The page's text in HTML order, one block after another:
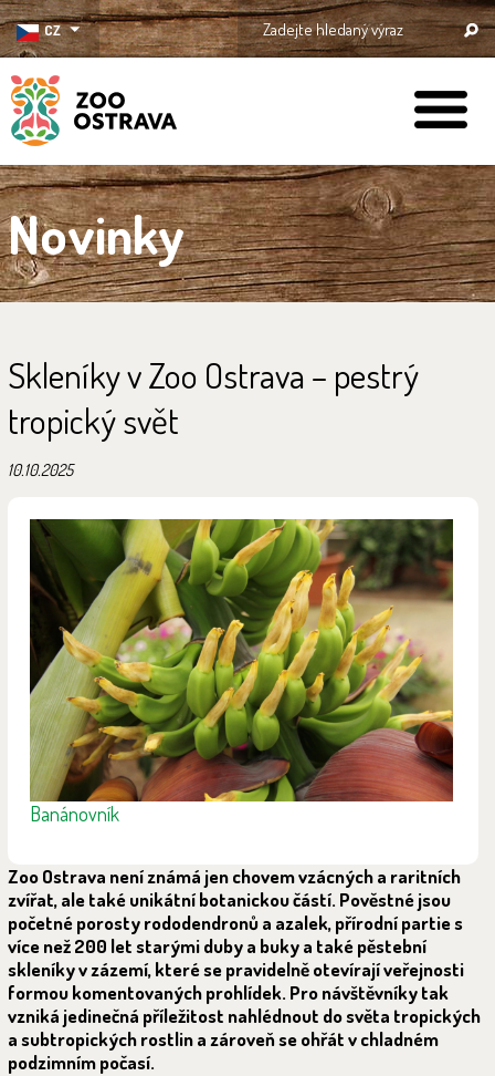
CZ
ZOO Ostrava
Novinky
Skleníky v Zoo Ostrava – pestrý
tropický svět
10.10.2025
Banánovník
Zoo Ostrava není známá jen chovem vzácných a raritních
zvířat, ale také unikátní botanickou částí. Pověstné jsou
početné porosty rododendronů a azalek, přírodní partie s
více než 200 let starými duby a buky a také pěstební
skleníky v zázemí, které se pravidelně otevírají veřejnosti
formou komentovaných prohlídek. Pro návštěvníky tak
vzniká jedinečná příležitost nahlédnout do světa tropických
a subtropických rostlin a zároveň se ohřát v chladném
podzimním počasí.